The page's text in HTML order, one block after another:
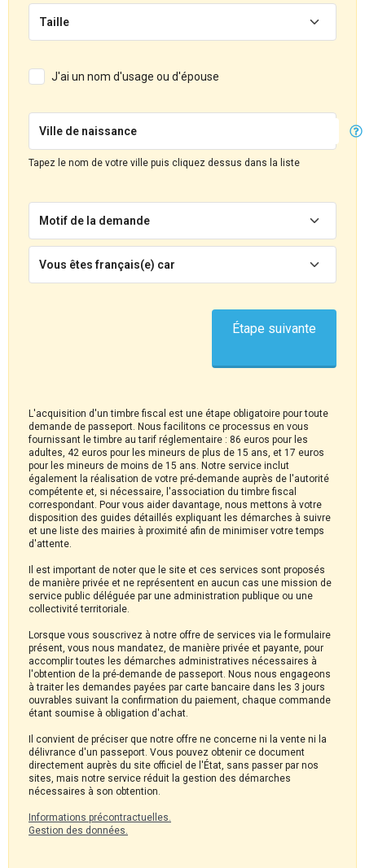
Taille
J'ai un nom d'usage ou d'épouse
Ville de naissance
Tapez le nom de votre ville puis cliquez dessus dans la liste
Motif de la demande
Vous êtes français(e) car
L'acquisition d'un timbre fiscal est une étape obligatoire pour toute
demande de passeport. Nous facilitons ce processus en vous
fournissant le timbre au tarif réglementaire : 86 euros pour les
adultes, 42 euros pour les mineurs de plus de 15 ans, et 17 euros
pour les mineurs de moins de 15 ans. Notre service inclut
également la réalisation de votre pré-demande auprès de l'autorité
compétente et, si nécessaire, l'association du timbre fiscal
correspondant. Pour vous aider davantage, nous mettons à votre
disposition des guides détaillés expliquant les démarches à suivre
et une liste des mairies à proximité afin de minimiser votre temps
d'attente.
Il est important de noter que le site et ces services sont proposés
de manière privée et ne représentent en aucun cas une mission de
service public déléguée par une administration publique ou une
collectivité territoriale.
Lorsque vous souscrivez à notre offre de services via le formulaire
présent, vous nous mandatez, de manière privée et payante, pour
accomplir toutes les démarches administratives nécessaires à
l'obtention de la pré-demande de passeport. Nous nous engageons
à traiter les demandes payées par carte bancaire dans les 3 jours
ouvrables suivant la confirmation du paiement, chaque commande
étant soumise à obligation d'achat.
Il convient de préciser que notre offre ne concerne ni la vente ni la
délivrance d'un passeport. Vous pouvez obtenir ce document
directement auprès du site officiel de l'État, sans passer par nos
sites, mais notre service réduit la gestion des démarches
nécessaires à son obtention.
Informations précontractuelles.
Gestion des données.